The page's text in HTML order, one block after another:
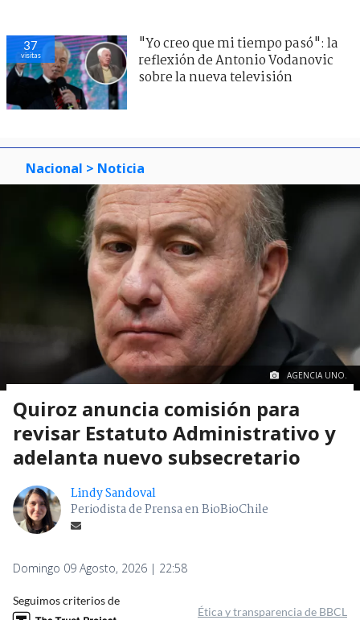
37
visitas
"Yo creo que mi tiempo pasó": la
reflexión de Antonio Vodanovic
sobre la nueva televisión
Nacional > Noticia
AGENCIA UNO.
Quiroz anuncia comisión para
revisar Estatuto Administrativo y
adelanta nuevo subsecretario
Lindy Sandoval
Periodista de Prensa en BioBioChile
Domingo 09 Agosto, 2026 | 22:58
Seguimos criterios de
Ética y transparencia de BBCL